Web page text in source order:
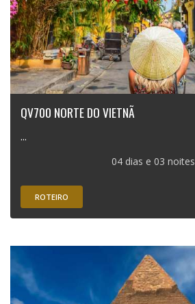
QV700 NORTE DO VIETNÃ
...
04 dias e 03 noites
ROTEIRO